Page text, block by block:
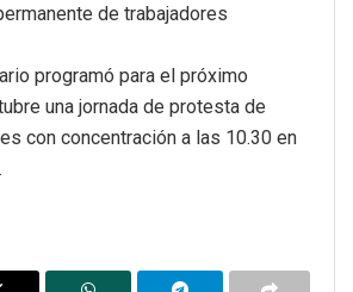
de trabajadores
programó para el próximo
una jornada de protesta de
con concentración a las 10.30 en